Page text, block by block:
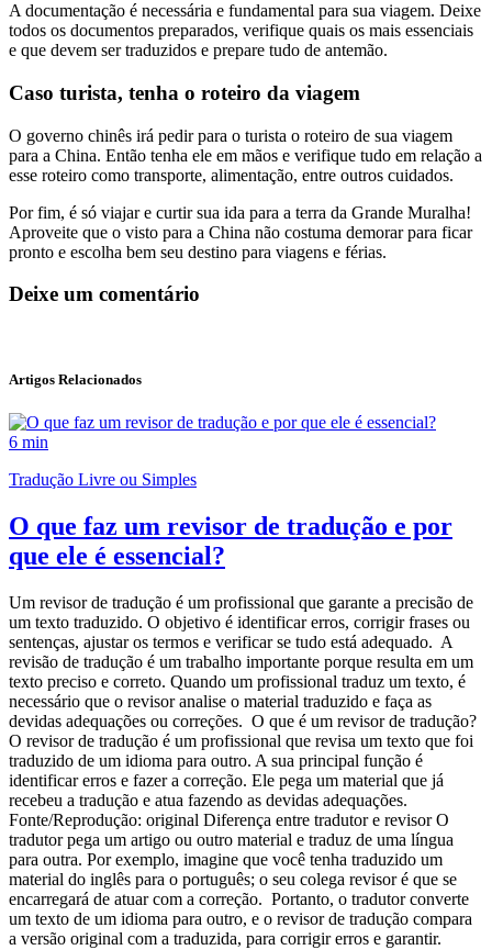
A documentação é necessária e fundamental para sua viagem. Deixe
todos os documentos preparados, verifique quais os mais essenciais
e que devem ser traduzidos e prepare tudo de antemão.
Caso turista, tenha o roteiro da viagem
O governo chinês irá pedir para o turista o roteiro de sua viagem
para a China. Então tenha ele em mãos e verifique tudo em relação a
esse roteiro como transporte, alimentação, entre outros cuidados.
Por fim, é só viajar e curtir sua ida para a terra da Grande Muralha!
Aproveite que o visto para a China não costuma demorar para ficar
pronto e escolha bem seu destino para viagens e férias.
Deixe um comentário
Artigos Relacionados
6 min
Tradução Livre ou Simples
O que faz um revisor de tradução e por
que ele é essencial?
Um revisor de tradução é um profissional que garante a precisão de
um texto traduzido. O objetivo é identificar erros, corrigir frases ou
sentenças, ajustar os termos e verificar se tudo está adequado. A
revisão de tradução é um trabalho importante porque resulta em um
texto preciso e correto. Quando um profissional traduz um texto, é
necessário que o revisor analise o material traduzido e faça as
devidas adequações ou correções. O que é um revisor de tradução?
O revisor de tradução é um profissional que revisa um texto que foi
traduzido de um idioma para outro. A sua principal função é
identificar erros e fazer a correção. Ele pega um material que já
recebeu a tradução e atua fazendo as devidas adequações.
Fonte/Reprodução: original Diferença entre tradutor e revisor O
tradutor pega um artigo ou outro material e traduz de uma língua
para outra. Por exemplo, imagine que você tenha traduzido um
material do inglês para o português; o seu colega revisor é que se
encarregará de atuar com a correção. Portanto, o tradutor converte
um texto de um idioma para outro, e o revisor de tradução compara
a versão original com a traduzida, para corrigir erros e garantir.